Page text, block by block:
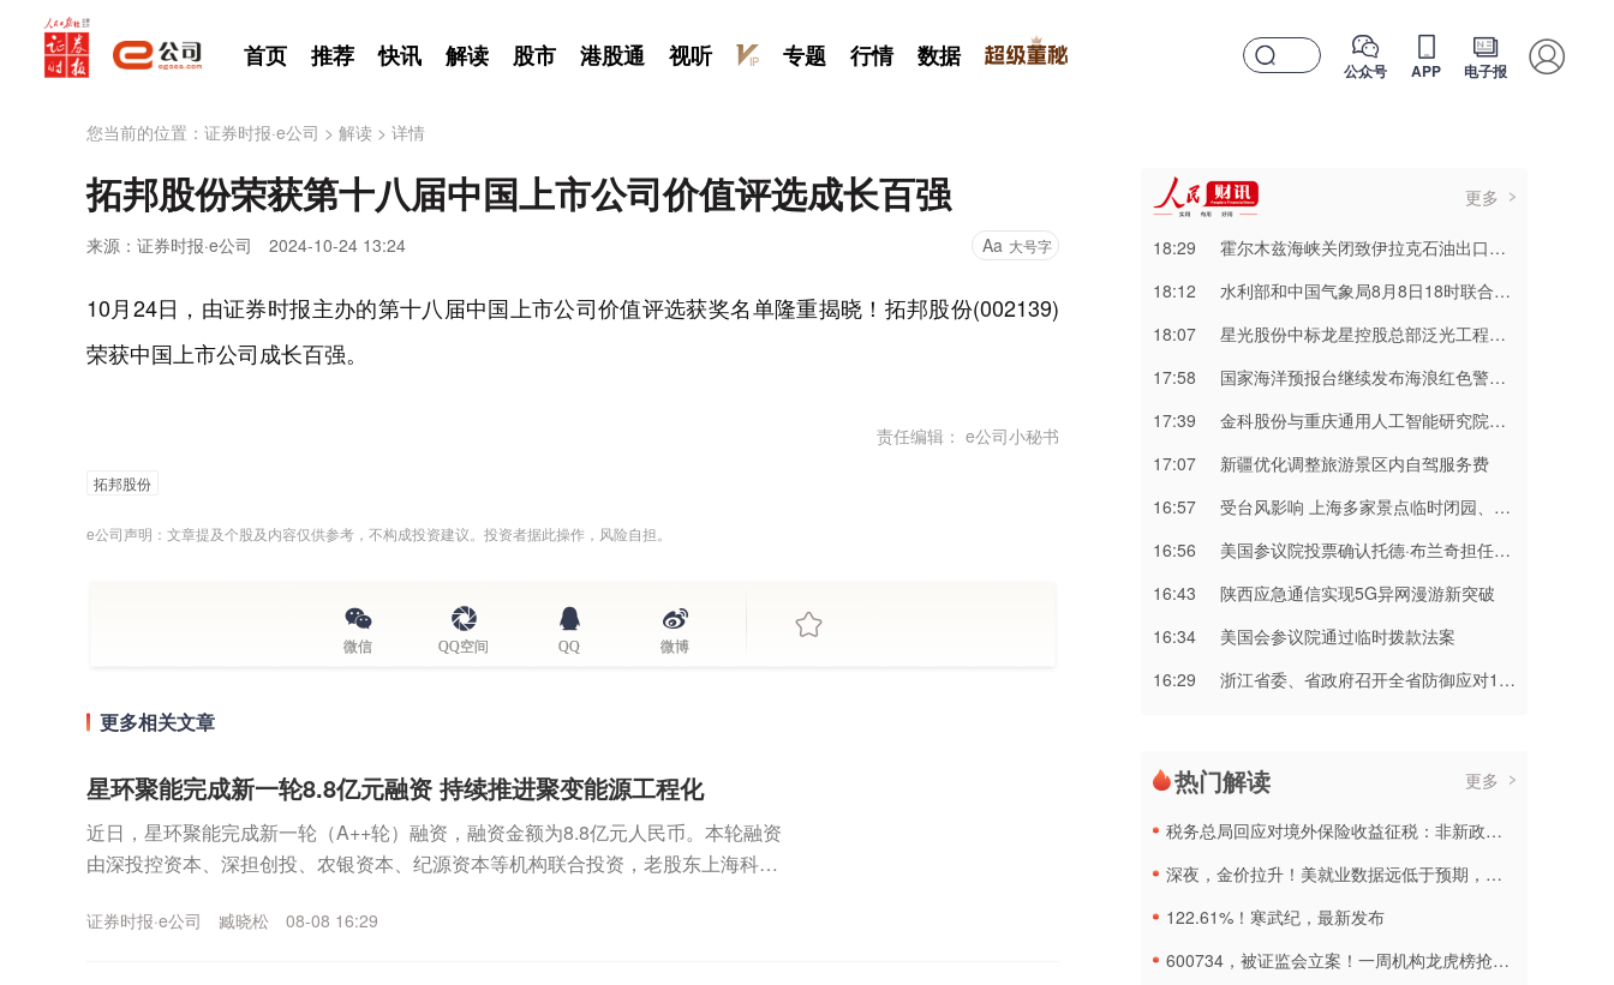
首页 推荐 快讯 解读 股市 港股通 视听 专题 行情 数据 公众号 APP 电子报
您当前的位置： 证券时报·e公司 > 解读 > 详情
拓邦股份荣获第十八届中国上市公司价值评选成长百强
来源：证券时报·e公司 2024-10-24 13:24 Aa 大号字
10月24日，由证券时报主办的第十八届中国上市公司价值评选获奖名单隆重揭晓！拓邦股份(002139)
荣获中国上市公司成长百强。
责任编辑： e公司小秘书
拓邦股份
e公司声明：文章提及个股及内容仅供参考，不构成投资建议。投资者据此操作，风险自担。
微信 QQ空间 QQ 微博
更多相关文章
星环聚能完成新一轮8.8亿元融资 持续推进聚变能源工程化
近日，星环聚能完成新一轮（A++轮）融资，融资金额为8.8亿元人民币。本轮融资
由深投控资本、深担创投、农银资本、纪源资本等机构联合投资，老股东上海科创
证券时报·e公司 臧晓松 08-08 16:29
更多
18:29
霍尔木兹海峡关闭致伊拉克石油出口骤降75%
18:12
水利部和中国气象局8月8日18时联合发布红色山洪灾害气象预警
18:07
星光股份中标龙星控股总部泛光工程项目
17:58
国家海洋预报台继续发布海浪红色警报 注意防范
17:39
金科股份与重庆通用人工智能研究院达成合作
17:07
新疆优化调整旅游景区内自驾服务费
16:57
受台风影响 上海多家景点临时闭园、调整运营时间
16:56
美国参议院投票确认托德·布兰奇担任司法部长
16:43
陕西应急通信实现5G异网漫游新突破
16:34
美国会参议院通过临时拨款法案
16:29
浙江省委、省政府召开全省防御应对13号台风“白海豚”工作视频调度会
热门解读 更多
税务总局回应对境外保险收益征税：非新政策，无需过度解读
深夜，金价拉升！美就业数据远低于预期，加息或生变
122.61%！寒武纪，最新发布
600734，被证监会立案！一周机构龙虎榜抢筹名单出炉